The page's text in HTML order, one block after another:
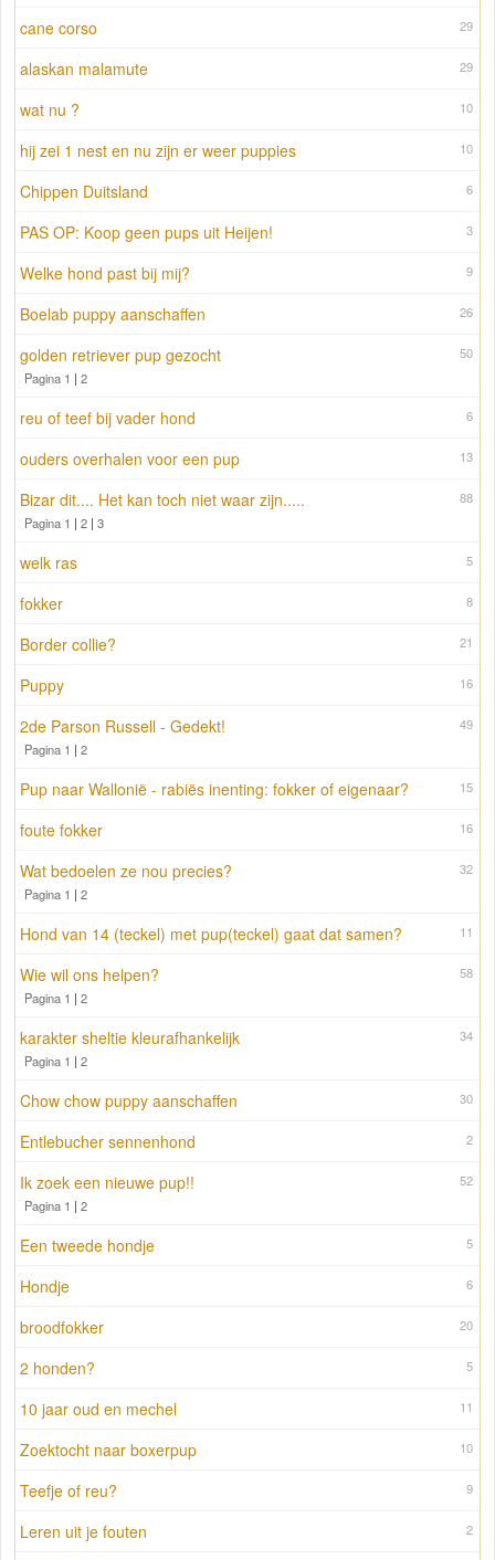
29
cane corso
29
alaskan malamute
10
wat nu ?
10
hij zei 1 nest en nu zijn er weer puppies
6
Chippen Duitsland
3
PAS OP: Koop geen pups uit Heijen!
9
Welke hond past bij mij?
26
Boelab puppy aanschaffen
50
golden retriever pup gezocht
Pagina 1 | 2
6
reu of teef bij vader hond
13
ouders overhalen voor een pup
88
Bizar dit.... Het kan toch niet waar zijn.....
Pagina 1 | 2 | 3
5
welk ras
8
fokker
21
Border collie?
16
Puppy
49
2de Parson Russell - Gedekt!
Pagina 1 | 2
15
Pup naar Wallonië - rabiës inenting: fokker of eigenaar?
16
foute fokker
32
Wat bedoelen ze nou precies?
Pagina 1 | 2
11
Hond van 14 (teckel) met pup(teckel) gaat dat samen?
58
Wie wil ons helpen?
Pagina 1 | 2
34
karakter sheltie kleurafhankelijk
Pagina 1 | 2
30
Chow chow puppy aanschaffen
2
Entlebucher sennenhond
52
Ik zoek een nieuwe pup!!
Pagina 1 | 2
5
Een tweede hondje
6
Hondje
20
broodfokker
5
2 honden?
11
10 jaar oud en mechel
10
Zoektocht naar boxerpup
9
Teefje of reu?
2
Leren uit je fouten